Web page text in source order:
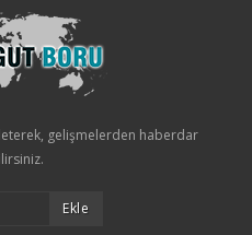
gelişmelerden haberdar